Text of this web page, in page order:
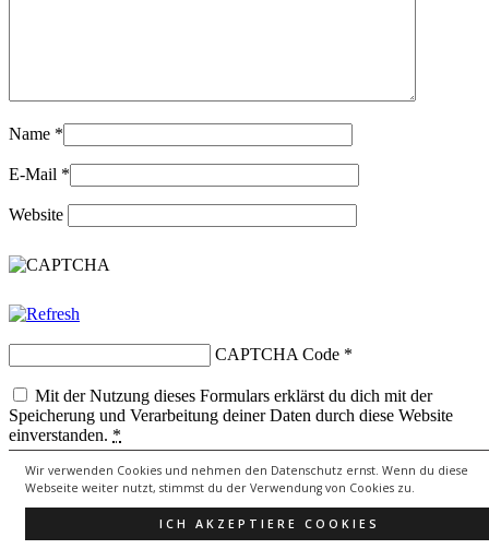
Wir verwenden Cookies und nehmen den Datenschutz ernst. Wenn du diese
Webseite weiter nutzt, stimmst du der Verwendung von Cookies zu.
ICH AKZEPTIERE COOKIES
Name *
E-Mail *
Website
CAPTCHA Code *
Mit der Nutzung dieses Formulars erklärst du dich mit der
Speicherung und Verarbeitung deiner Daten durch diese Website
einverstanden. *
Copyright © 2026lebenssongs.deAll Rights Reserved.
Theme: Catch Evolution byCatch Themes